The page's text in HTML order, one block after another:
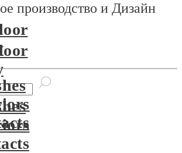
производство и Дизайн